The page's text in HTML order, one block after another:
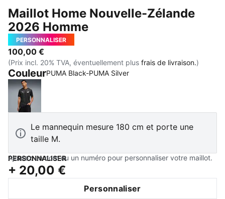
Maillot Home Nouvelle-Zélande
2026 Homme
PERSONNALISER
100,00 €
(Prix incl. 20% TVA, éventuellement plus frais de livraison.)
CouleurPUMA Black-PUMA Silver
PUMA Black-PUMA Silver
Le mannequin mesure 180 cm et porte une
taille M.
PERSONNALISER
Ajoutez un nom ou un numéro pour personnaliser votre maillot.
+ 20,00 €
Personnaliser